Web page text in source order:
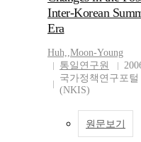
Inter-Korean
Era
Huh,,Moon-Young
통일연구원
국가정책연구포털
(NKIS)
원문보기